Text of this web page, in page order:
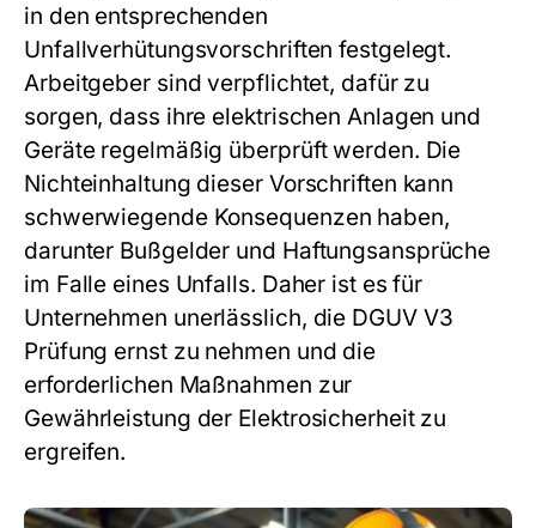
in den entsprechenden
Unfallverhütungsvorschriften festgelegt.
Arbeitgeber sind verpflichtet, dafür zu
sorgen, dass ihre elektrischen Anlagen und
Geräte regelmäßig überprüft werden. Die
Nichteinhaltung dieser Vorschriften kann
schwerwiegende Konsequenzen haben,
darunter Bußgelder und Haftungsansprüche
im Falle eines Unfalls. Daher ist es für
Unternehmen unerlässlich, die DGUV V3
Prüfung ernst zu nehmen und die
erforderlichen Maßnahmen zur
Gewährleistung der Elektrosicherheit zu
ergreifen.